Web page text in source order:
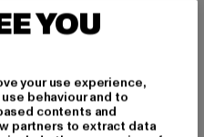
YOU
your use experience,
behaviour and to
contents and
partners to extract data